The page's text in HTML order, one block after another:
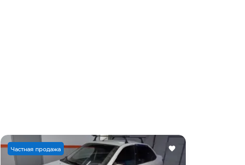
Частная продажа